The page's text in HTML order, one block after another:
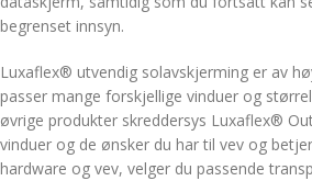
begrenset innsyn.
Luxaflex® utvendig solavskjerming er av
passer mange forskjellige vinduer og
øvrige produkter skreddersys Luxaflex®
vinduer og de ønsker du har til vev og
hardware og vev, velger du passende